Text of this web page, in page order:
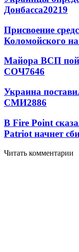
Донбасса20219
Присвоение
Коломойского
Майора ВСП
СОЧ7646
Украина
СМИ2886
В Fire Point
Patriot начнет
Читать комментарии